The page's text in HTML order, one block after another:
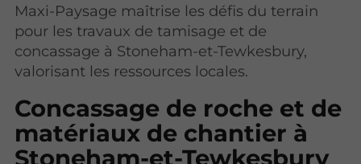
Maxi-Paysage maîtrise les défis du terrain
pour les travaux de tamisage et de
concassage à Stoneham-et-Tewkesbury,
valorisant les ressources locales.
Concassage de roche et de
matériaux de chantier à
Stoneham-et-Tewkesbury